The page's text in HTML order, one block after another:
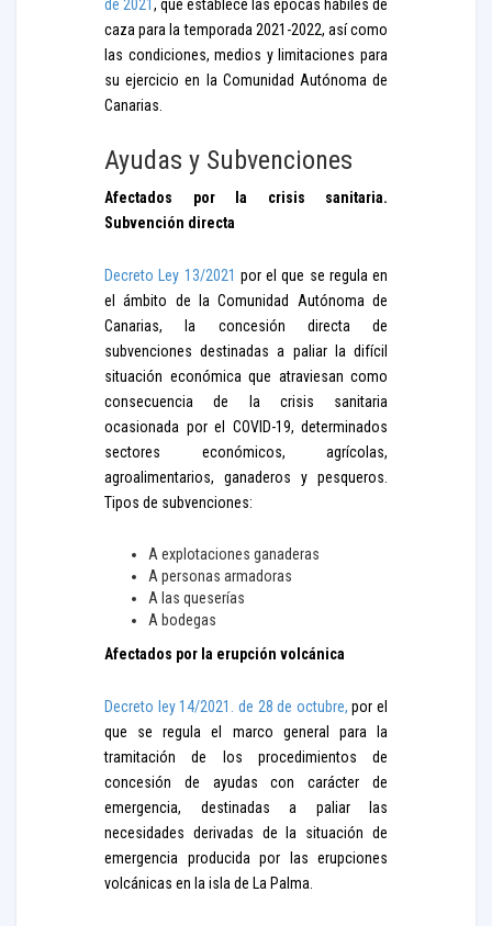
de 2021, que establece las épocas hábiles de
caza para la temporada 2021-2022, así como
las condiciones, medios y limitaciones para
su ejercicio en la Comunidad Autónoma de
Canarias.
Ayudas y Subvenciones
Afectados por la crisis sanitaria.
Subvención directa
Decreto Ley 13/2021 por el que se regula en
el ámbito de la Comunidad Autónoma de
Canarias, la concesión directa de
subvenciones destinadas a paliar la difícil
situación económica que atraviesan como
consecuencia de la crisis sanitaria
ocasionada por el COVID-19, determinados
sectores económicos, agrícolas,
agroalimentarios, ganaderos y pesqueros.
Tipos de subvenciones:
A explotaciones ganaderas
A personas armadoras
A las queserías
A bodegas
Afectados por la erupción volcánica
Decreto ley 14/2021. de 28 de octubre, por el
que se regula el marco general para la
tramitación de los procedimientos de
concesión de ayudas con carácter de
emergencia, destinadas a paliar las
necesidades derivadas de la situación de
emergencia producida por las erupciones
volcánicas en la isla de La Palma.